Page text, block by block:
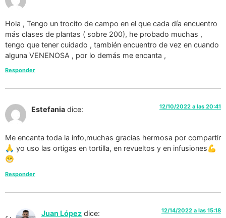
Hola , Tengo un trocito de campo en el que cada día encuentro
más clases de plantas ( sobre 200), he probado muchas ,
tengo que tener cuidado , también encuentro de vez en cuando
alguna VENENOSA , por lo demás me encanta ,
Responder
Estefania dice: 12/10/2022 a las 20:41
Me encanta toda la info,muchas gracias hermosa por compartir
🙏 yo uso las ortigas en tortilla, en revueltos y en infusiones💪
😁
Responder
Juan López dice: 12/14/2022 a las 15:18